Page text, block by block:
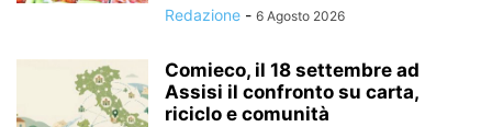
Redazione - 6 Agosto 2026
Comieco, il 18 settembre ad
Assisi il confronto su carta,
riciclo e comunità